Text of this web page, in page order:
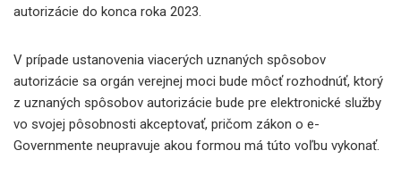
autorizácie do konca roka 2023.
V prípade ustanovenia viacerých uznaných spôsobov
autorizácie sa orgán verejnej moci bude môcť rozhodnúť, ktorý
z uznaných spôsobov autorizácie bude pre elektronické služby
vo svojej pôsobnosti akceptovať, pričom zákon o e-
Governmente neupravuje akou formou má túto voľbu vykonať.